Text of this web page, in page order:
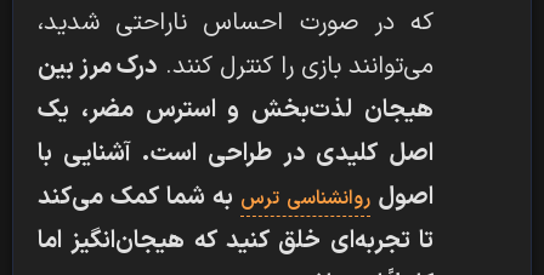
که در صورت احساس ناراحتی شدید،
می‌توانند بازی را کنترل کنند.درک مرز بین
هیجان لذت‌بخش و استرس مضر، یک
اصل کلیدی در طراحی است. آشنایی با
اصولروانشناسی ترسبه شما کمک می‌کند
تا تجربه‌ای خلق کنید که هیجان‌انگیز اما